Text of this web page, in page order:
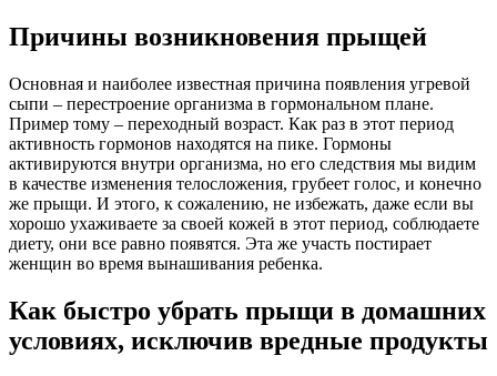
Причины возникновения прыщей
Основная и наиболее известная причина появления угревой
сыпи – перестроение организма в гормональном плане.
Пример тому – переходный возраст. Как раз в этот период
активность гормонов находятся на пике. Гормоны
активируются внутри организма, но его следствия мы видим
в качестве изменения телосложения, грубеет голос, и конечно
же прыщи. И этого, к сожалению, не избежать, даже если вы
хорошо ухаживаете за своей кожей в этот период, соблюдаете
диету, они все равно появятся. Эта же участь постирает
женщин во время вынашивания ребенка.
Как быстро убрать прыщи в домашних
условиях, исключив вредные продукты